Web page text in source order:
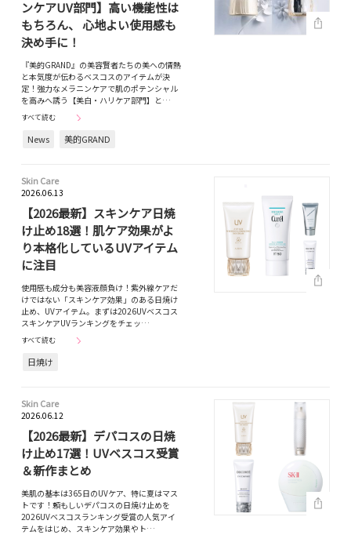
ンケアUV部門】高い機能性は
もちろん、 心地よい使用感も
決め手に！
『美的GRAND』の美容賢者たちの美への情熱
と本気度が伝わるベスコスのアイテムが決
定！強力なメラニンケアで肌のポテンシャル
を高みへ誘う【美白・ハリケア部門】と…
すべて読む
News 美的GRAND
Skin Care
2026.06.13
【2026最新】スキンケア日焼
け止め18選！肌ケア効果がよ
り本格化しているUVアイテム
に注目
使用感も成分も美容液顔負け！紫外線ケアだ
けではない「スキンケア効果」のある日焼け
止め、UVアイテム。まずは2026UVベスコス
スキンケアUVランキングをチェッ…
すべて読む
日焼け
Skin Care
2026.06.12
【2026最新】デパコスの日焼
け止め17選！UVベスコス受賞
＆新作まとめ
美肌の基本は365日のUVケア、特に夏はマス
トです！頼もしいデパコスの日焼け止めを
2026UVベスコスランキング受賞の人気アイ
テムをはじめ、スキンケア効果やト…